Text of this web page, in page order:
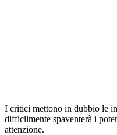
I critici mettono in dubbio le
difficilmente spaventerà i
attenzione.